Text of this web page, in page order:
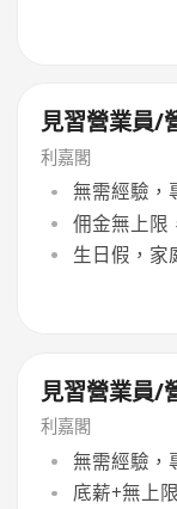
見習營業員/
利嘉閣
無需經驗，
佣金無上限
生日假，家
見習營業員/
利嘉閣
無需經驗，
底薪+無上